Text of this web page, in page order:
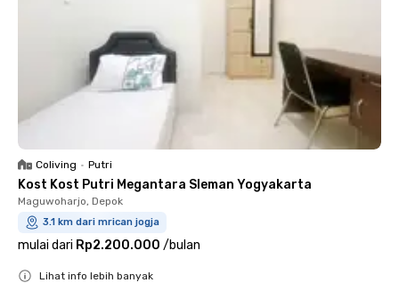
Coliving • Putri
Kost Kost Putri Megantara Sleman Yogyakarta
Maguwoharjo, Depok
3.1 km dari mrican jogja
mulai dari Rp2.200.000 /bulan
Lihat info lebih banyak